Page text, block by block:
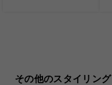
その他のスタイリング